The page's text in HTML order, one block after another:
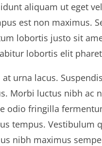
aliquam ut eget
est non maximus.
lobortis justo sit
lobortis elit
at urna lacus.
Morbi luctus nibh ac
odio fringilla
tempus. Vestibulum
nibh maximus